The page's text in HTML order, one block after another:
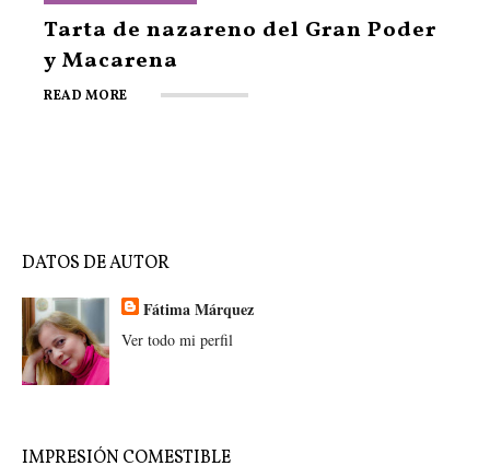
Tarta libro de la Macarena
READ MORE
Tarta de nazareno del Gran Poder
y Macarena
READ MORE
Tarta Costalero de la Candelaria
READ MORE
Tarta costalero de la hermandad
de la Sed
READ MORE
Otra tarta del Tambor de la
Centuria Macarena
READ MORE
Nazarenitos de las Esperanzas
READ MORE
DATOS DE AUTOR
Fátima Márquez
Ver todo mi perfil
IMPRESIÓN COMESTIBLE